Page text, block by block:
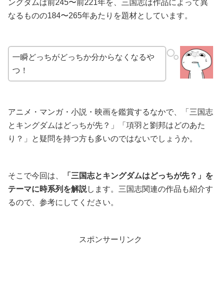
ングダムは前245〜前221年を、三国志は作品によって異
なるものの184〜265年あたりを題材としています。
一瞬どっちがどっちか分からなくなるや
つ！
アニメ・マンガ・小説・映画を鑑賞するなかで、「三国志
とキングダムはどっちが先？」「項羽と劉邦はどのあた
り？」と疑問を持つ方も多いのではないでしょうか。
そこで今回は、
「三国志とキングダムはどっちが先？」を
テーマに時系列を解説します。三国志関連の作品も紹介す
るので、参考にしてください。
スポンサーリンク